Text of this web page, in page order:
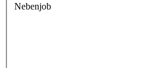
Nebenjob